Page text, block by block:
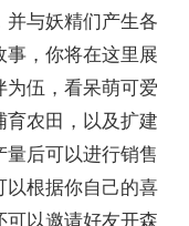
并与妖精们产生各
事，你将在这里展
为伍，看呆萌可爱
育农田，以及扩建
后可以进行销售
以根据你自己的喜
可以邀请好友开森